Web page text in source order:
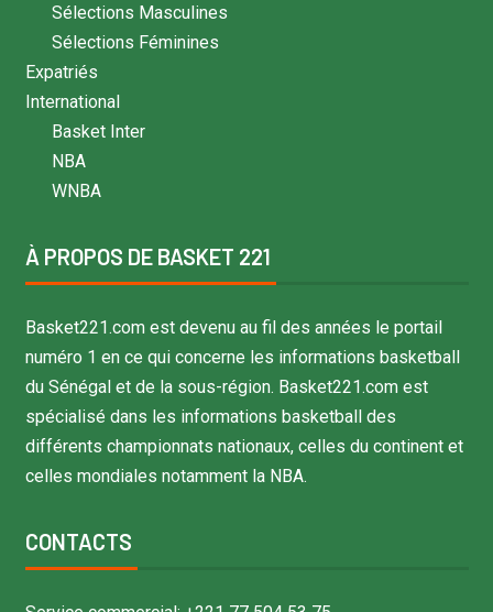
Sélections Masculines
Sélections Féminines
Expatriés
International
Basket Inter
NBA
WNBA
À PROPOS DE BASKET 221
Basket221.com est devenu au fil des années le portail
numéro 1 en ce qui concerne les informations basketball
du Sénégal et de la sous-région. Basket221.com est
spécialisé dans les informations basketball des
différents championnats nationaux, celles du continent et
celles mondiales notamment la NBA.
CONTACTS